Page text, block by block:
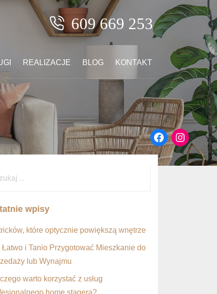
609 669 253
REALIZACJE BLOG KONTAKT
USŁUGI REALIZACJE KONTAKT
wpisy
które optycznie powiększą wnętrze
Łatwo i Tanio Przygotować Mieszkanie do
lub Wynajmu
warto korzystać z usług
home stagera?